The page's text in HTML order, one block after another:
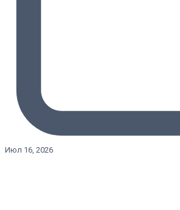
Июл 16, 2026